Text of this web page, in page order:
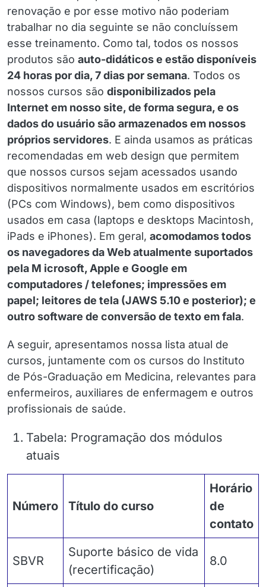
renovação e por esse motivo não poderiam
trabalhar no dia seguinte se não concluíssem
esse treinamento. Como tal, todos os nossos
produtos são auto-didáticos e estão disponíveis
24 horas por dia, 7 dias por semana. Todos os
nossos cursos são disponibilizados pela
Internet em nosso site, de forma segura, e os
dados do usuário são armazenados em nossos
próprios servidores. E ainda usamos as práticas
recomendadas em web design que permitem
que nossos cursos sejam acessados usando
dispositivos normalmente usados em escritórios
(PCs com Windows), bem como dispositivos
usados em casa (laptops e desktops Macintosh,
iPads e iPhones). Em geral, acomodamos todos
os navegadores da Web atualmente suportados
pela M icrosoft, Apple e Google em
computadores / telefones; impressões em
papel; leitores de tela (JAWS 5.10 e posterior); e
outro software de conversão de texto em fala.
A seguir, apresentamos nossa lista atual de
cursos, juntamente com os cursos do Instituto
de Pós-Graduação em Medicina, relevantes para
enfermeiros, auxiliares de enfermagem e outros
profissionais de saúde.
Tabela: Programação dos módulos
atuais
Número Título do curso
Horário
de
contato
SBVR
Suporte básico de vida
(recertificação)
8.0